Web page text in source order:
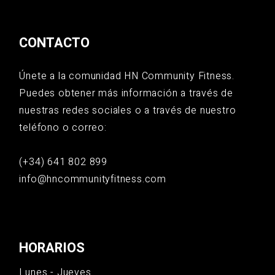
CONTACTO
Únete a la comunidad HN Community Fitness.
Puedes obtener más información a través de
nuestras redes sociales o a través de nuestro
teléfono o correo:
(+34) 641 802 899
info@hncommunityfitness.com
HORARIOS